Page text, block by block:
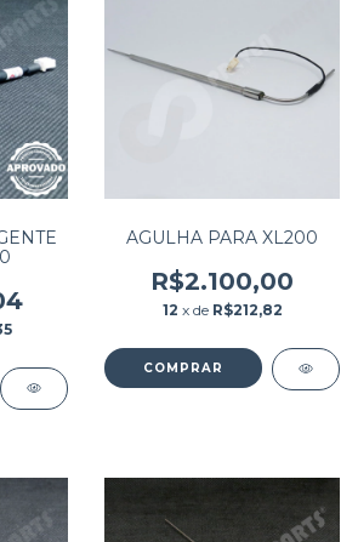
AGULHA PARA XL200
R$2.100,00
12 x de R$212,82